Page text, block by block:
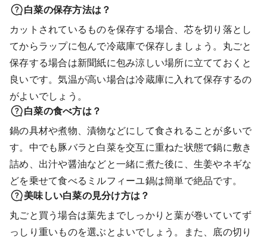
白菜の保存方法は？
カットされているものを保存する場合、芯を切り落とし
てからラップに包んで冷蔵庫で保存しましょう。丸ごと
保存する場合は新聞紙に包み涼しい場所に立てておくと
良いです。気温が高い場合は冷蔵庫に入れて保存するの
がよいでしょう。
白菜の食べ方は？
鍋の具材や煮物、漬物などにして食されることが多いで
す。中でも豚バラと白菜を交互に重ねた状態で鍋に敷き
詰め、出汁や醤油などと一緒に煮た後に、生姜やネギな
どを乗せて食べるミルフィーユ鍋は簡単で絶品です。
美味しい白菜の見分け方は？
丸ごと買う場合は葉先までしっかりと葉が巻いていてず
っしり重いものを選ぶとよいでしょう。また、底の切り